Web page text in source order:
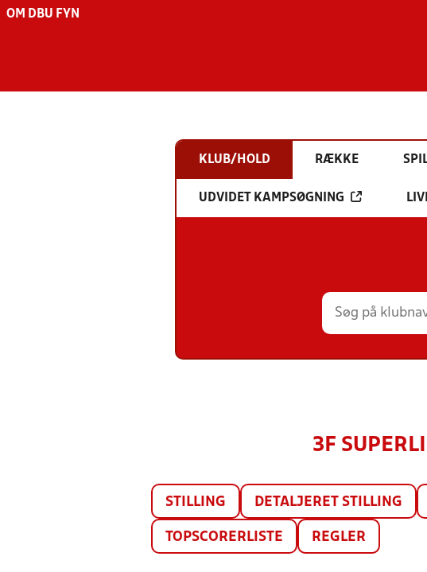
OM DBU FYN
KLUB/HOLD RÆKKE
UDVIDET KAMPSØGNING
3F
STILLING DETALJERET STILLING
TOPSCORERLISTE REGLER